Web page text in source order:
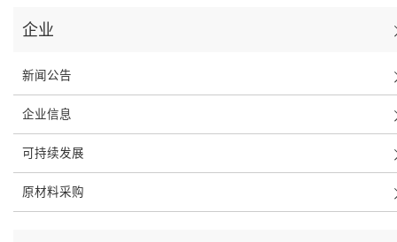
企业
新闻公告
企业信息
可持续发展
原材料采购